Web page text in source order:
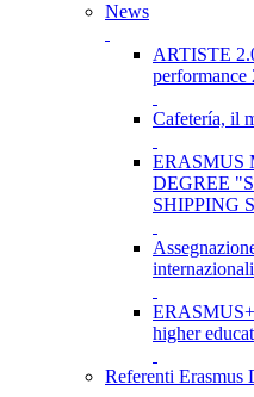
News
ARTISTE
performance
Cafetería, il
ERASMUS
DEGREE
SHIPPING
internazionali
higher
Referenti Erasmus